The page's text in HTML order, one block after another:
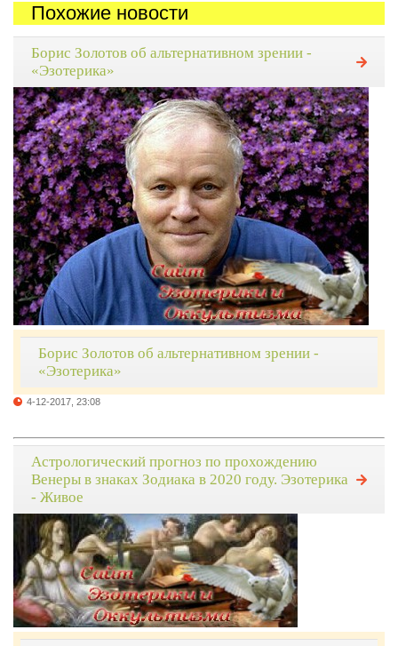
Похожие новости
Борис Золотов об альтернативном зрении -
«Эзотерика»
Борис Золотов об альтернативном зрении -
«Эзотерика»
4-12-2017, 23:08
Астрологический прогноз по прохождению
Венеры в знаках Зодиака в 2020 году. Эзотерика
- Живое